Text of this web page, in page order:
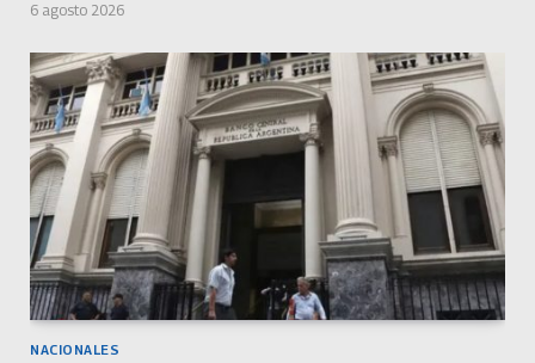
6 agosto 2026
NACIONALES